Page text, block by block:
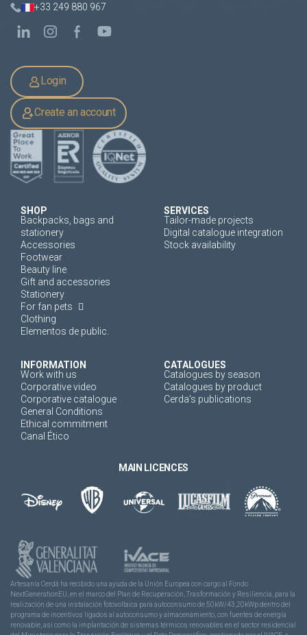
+33 249 880 967
Login
Create an account
SHOP
Backpacks, bags and
stationery
Accessories
Footwear
Beauty line
Gift and accessories
Stationery
For fan pets
Clothing
Elementos de public.
SERVICES
Tailor-made projects
Digital catalogue integration
Stock availability
INFORMATION
Work with us
Corporative video
Corporative catalogue
General Conditions
Ethical commitment
Canal Ético
CATALOGUES
Catalogues by season
Catalogues by product
Cerda's publications
MAIN LICENCES
Artesanía Cerdá ha recibido una ayuda de la Unión Europea con cargo al Fondo
NextGenerationEU, en el marco del Plan de Recuperación, Trasformación y Resiliencia, para la
realización de una instalación fotovoltaica para autoconsumo de 50kW/43,20kWp dentro del
programa de incentivos ligados al autoconsumo y almacenamiento, con fuentes de energía
renovable, así como la implantación de sistemas térmicos renovables en el sector residencial